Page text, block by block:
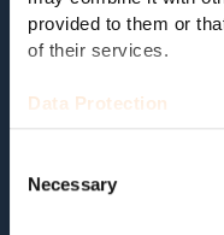
provided to them or
of their services.
Data Protection
Selection
Necessary
Für die
zahlreiche
Prüflingsaufnahme,
auch nachträglich